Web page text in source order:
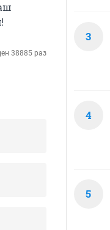
38885 раз
3
4
5